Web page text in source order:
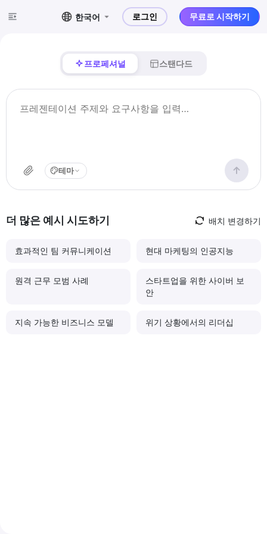
한국어 로그인 무료로 시작하기
프로페셔널 스탠다드
테마
더 많은 예시 시도하기 배치 변경하기
효과적인 팀 커뮤니케이션 현대 마케팅의 인공지능
원격 근무 모범 사례
스타트업을 위한 사이버 보
안
지속 가능한 비즈니스 모델 위기 상황에서의 리더십